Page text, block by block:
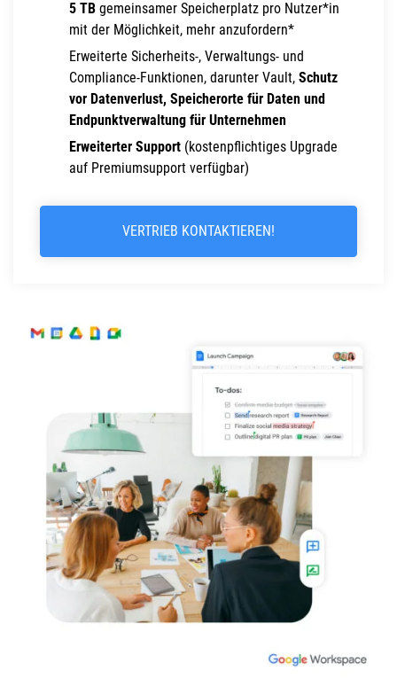
5 TB gemeinsamer Speicherplatz pro Nutzer*in
mit der Möglichkeit, mehr anzufordern*
Erweiterte Sicherheits-, Verwaltungs- und
Compliance-Funktionen, darunter Vault, Schutz
vor Datenverlust, Speicherorte für Daten und
Endpunktverwaltung für Unternehmen
Erweiterter Support (kostenpflichtiges Upgrade
auf Premiumsupport verfügbar)
VERTRIEB KONTAKTIEREN!